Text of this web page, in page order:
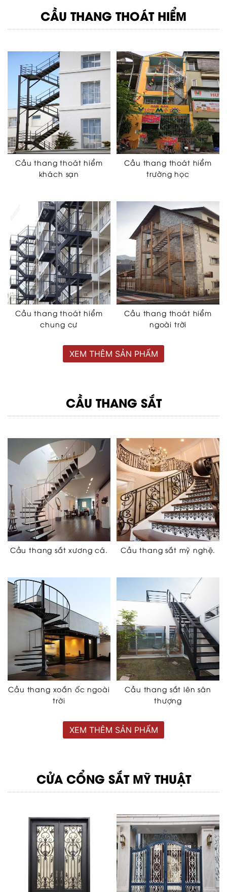
CẦU THANG THOÁT HIỂM
Cầu thang thoát hiểm
khách sạn
Cầu thang thoát hiểm
trường học
Cầu thang thoát hiểm
chung cư
Cầu thang thoát hiểm
ngoài trời
XEM THÊM SẢN PHẨM
CẦU THANG SẮT
Cầu thang sắt xương cá. Cầu thang sắt mỹ nghệ.
Cầu thang xoắn ốc ngoài
trời
Cầu thang sắt lên sân
thượng
XEM THÊM SẢN PHẨM
CỬA CỔNG SẮT MỸ THUẬT